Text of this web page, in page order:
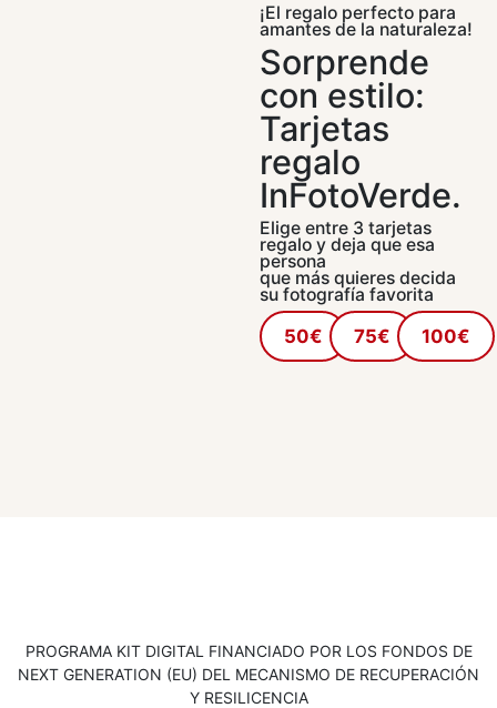
¡El regalo perfecto para
amantes de la naturaleza!
Sorprende
con estilo:
Tarjetas
regalo
InFotoVerde.
Elige entre 3 tarjetas
regalo y deja que esa
persona
que más quieres decida
su fotografía favorita
50€ 75€ 100€
PROGRAMA KIT DIGITAL FINANCIADO POR LOS FONDOS DE
NEXT GENERATION (EU) DEL MECANISMO DE RECUPERACIÓN
Y RESILICENCIA